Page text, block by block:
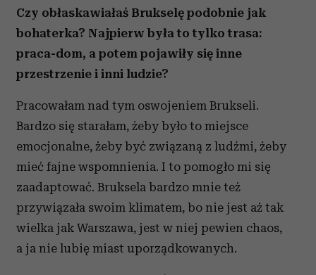
Czy obłaskawiałaś Brukselę podobnie jak
bohaterka? Najpierw była to tylko trasa:
praca-dom, a potem pojawiły się inne
przestrzenie i inni ludzie?
Pracowałam nad tym oswojeniem Brukseli.
Bardzo się starałam, żeby było to miejsce
emocjonalne, żeby być związaną z ludźmi, żeby
mieć fajne wspomnienia. I to pomogło mi się
zaadaptować. Bruksela bardzo mnie też
przywiązała swoim klimatem, bo nie jest aż tak
wielka jak Warszawa, jest w niej pewien chaos,
a ja nie lubię miast uporządkowanych.